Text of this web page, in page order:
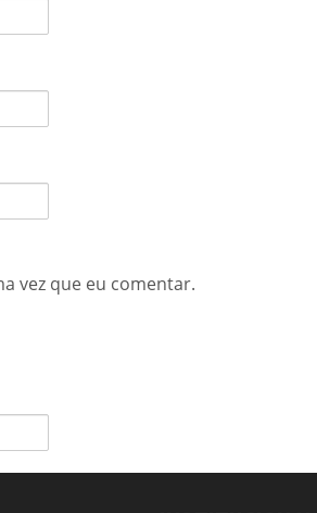
vez que eu comentar.